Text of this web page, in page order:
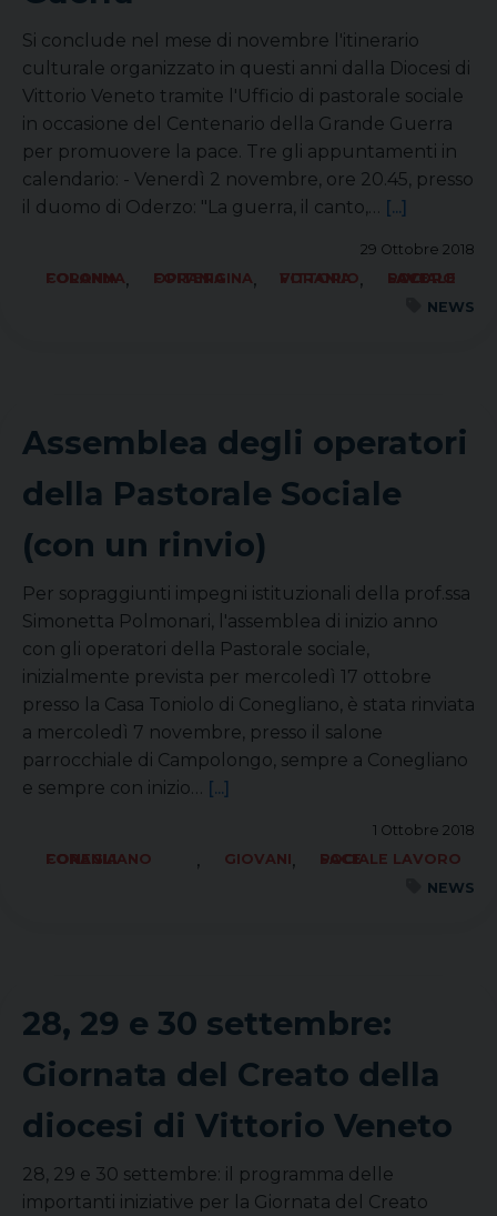
Si conclude nel mese di novembre l'itinerario
culturale organizzato in questi anni dalla Diocesi di
Vittorio Veneto tramite l'Ufficio di pastorale sociale
in occasione del Centenario della Grande Guerra
per promuovere la pace. Tre gli appuntamenti in
calendario: - Venerdì 2 novembre, ore 20.45, presso
il duomo di Oderzo: "La guerra, il canto,… [...]
29 Ottobre 2018
FORANIA COLONNA, FORANIA OPITERGINA, FORANIA VITTORIO,
SOCIALE LAVORO PACE
NEWS
Assemblea degli operatori
della Pastorale Sociale
(con un rinvio)
Per sopraggiunti impegni istituzionali della prof.ssa
Simonetta Polmonari, l'assemblea di inizio anno
con gli operatori della Pastorale sociale,
inizialmente prevista per mercoledì 17 ottobre
presso la Casa Toniolo di Conegliano, è stata rinviata
a mercoledì 7 novembre, presso il salone
parrocchiale di Campolongo, sempre a Conegliano
e sempre con inizio… [...]
1 Ottobre 2018
FORANIA CONEGLIANO
, GIOVANI,
SOCIALE LAVORO PACE
NEWS
28, 29 e 30 settembre:
Giornata del Creato della
diocesi di Vittorio Veneto
28, 29 e 30 settembre: il programma delle
importanti iniziative per la Giornata del Creato